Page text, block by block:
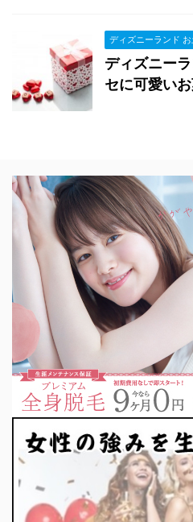
ディズニーランド
ディズニー
セに可愛いお